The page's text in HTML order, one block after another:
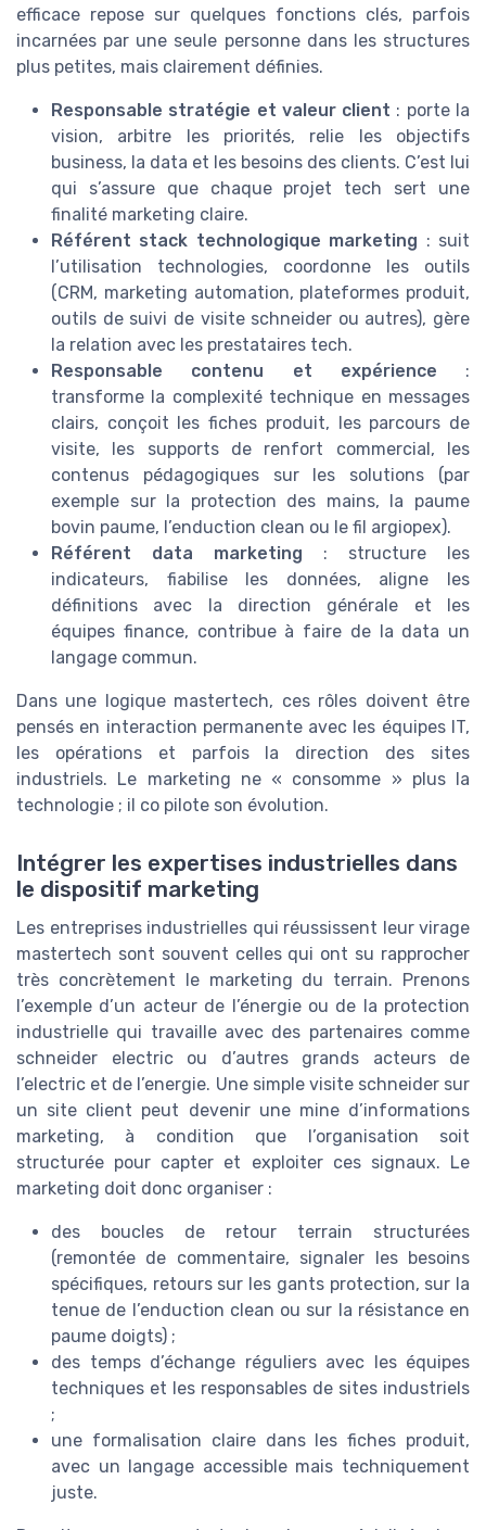
efficace repose sur quelques fonctions clés, parfois
incarnées par une seule personne dans les structures
plus petites, mais clairement définies.
Responsable stratégie et valeur client : porte la
vision, arbitre les priorités, relie les objectifs
business, la data et les besoins des clients. C’est lui
qui s’assure que chaque projet tech sert une
finalité marketing claire.
Référent stack technologique marketing : suit
l’utilisation technologies, coordonne les outils
(CRM, marketing automation, plateformes produit,
outils de suivi de visite schneider ou autres), gère
la relation avec les prestataires tech.
Responsable contenu et expérience :
transforme la complexité technique en messages
clairs, conçoit les fiches produit, les parcours de
visite, les supports de renfort commercial, les
contenus pédagogiques sur les solutions (par
exemple sur la protection des mains, la paume
bovin paume, l’enduction clean ou le fil argiopex).
Référent data marketing : structure les
indicateurs, fiabilise les données, aligne les
définitions avec la direction générale et les
équipes finance, contribue à faire de la data un
langage commun.
Dans une logique mastertech, ces rôles doivent être
pensés en interaction permanente avec les équipes IT,
les opérations et parfois la direction des sites
industriels. Le marketing ne « consomme » plus la
technologie ; il co pilote son évolution.
Intégrer les expertises industrielles dans
le dispositif marketing
Les entreprises industrielles qui réussissent leur virage
mastertech sont souvent celles qui ont su rapprocher
très concrètement le marketing du terrain. Prenons
l’exemple d’un acteur de l’énergie ou de la protection
industrielle qui travaille avec des partenaires comme
schneider electric ou d’autres grands acteurs de
l’electric et de l’energie. Une simple visite schneider sur
un site client peut devenir une mine d’informations
marketing, à condition que l’organisation soit
structurée pour capter et exploiter ces signaux. Le
marketing doit donc organiser :
des boucles de retour terrain structurées
(remontée de commentaire, signaler les besoins
spécifiques, retours sur les gants protection, sur la
tenue de l’enduction clean ou sur la résistance en
paume doigts) ;
des temps d’échange réguliers avec les équipes
techniques et les responsables de sites industriels
;
une formalisation claire dans les fiches produit,
avec un langage accessible mais techniquement
juste.